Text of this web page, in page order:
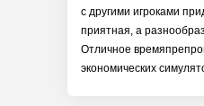
с другими игроками
приятная, а
Отличное
экономических